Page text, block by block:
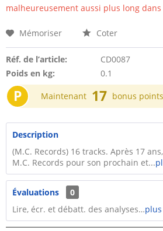
malheureusement aussi plus long dans
Mémoriser Coter
Réf. de l’article:
CD0087
Poids en kg:
0.1
P Maintenant 17 bonus points
Description
(M.C. Records) 16 tracks. Après 17
M.C. Records pour son prochain et...
Évaluations
0
Lire, écr. et débatt. des analyses…plus